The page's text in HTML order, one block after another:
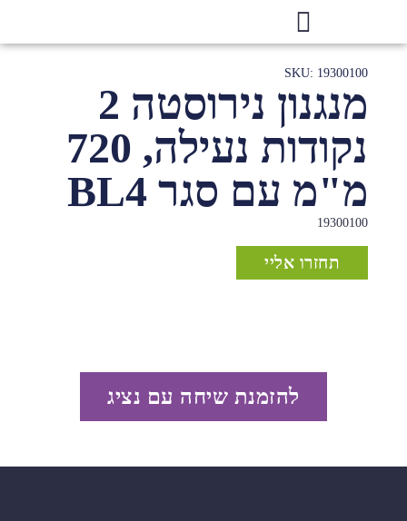
SKU: 19300100
מנגנון נירוסטה 2
נקודות נעילה, 720
מ"מ עם סגר BL4
19300100
תחזרו אליי
להזמנת שיחה עם נציג